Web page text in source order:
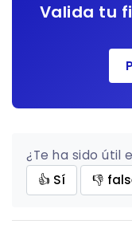
Valida tu
¿Te ha sido útil
👍 Sí
👎